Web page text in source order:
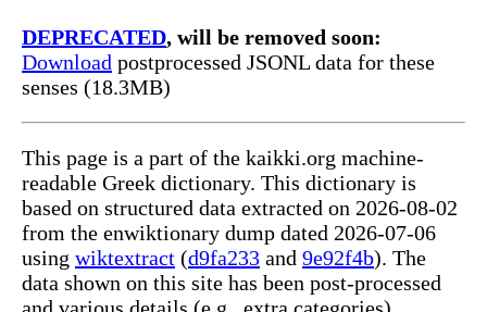
DEPRECATED, will be removed soon:
Download postprocessed JSONL data for these
senses (18.3MB)
This page is a part of the kaikki.org machine-
readable Greek dictionary. This dictionary is
based on structured data extracted on 2026-08-02
from the enwiktionary dump dated 2026-07-06
using wiktextract (d9fa233 and 9e92f4b). The
data shown on this site has been post-processed
and various details (e.g., extra categories)